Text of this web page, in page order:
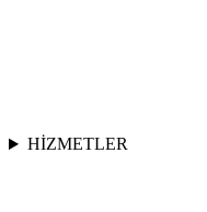
HİZMETLER